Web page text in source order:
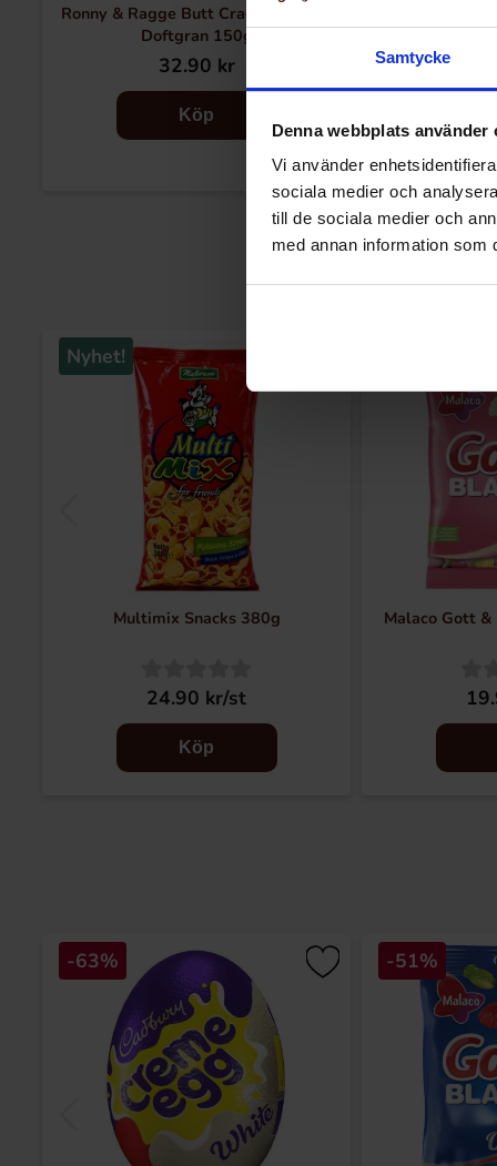
Samtycke
Denna webbplats använder
Vi använder
sociala medier och
till de sociala medier och
med annan information som
Ronny & Ragge Butt Crackers Chips
Doftgran 150g
32.90 kr
Köp
Nyhet!
Multimix Snacks 380g
24.90 kr/st
Köp
Malaco Gott
-63% -51%